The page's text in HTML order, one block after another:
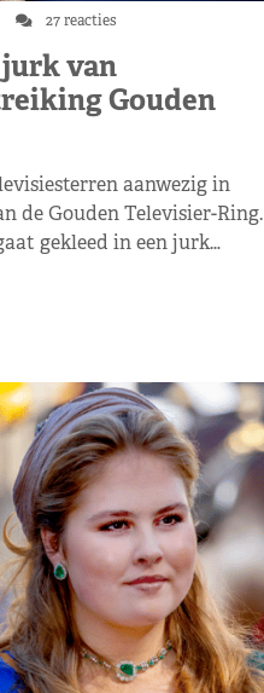
27 reacties
jurk van
Gouden
aanwezig in
de Gouden Televisier-Ring.
gekleed in een jurk…